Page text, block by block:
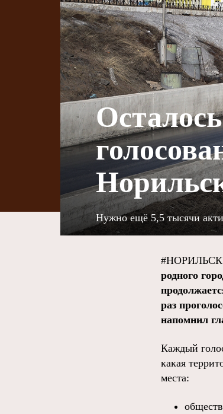
Нужно ещё 5,5 тысячи
#НОРИЛЬСК.
родного
раз
напомнил
Каждый
какая
места: